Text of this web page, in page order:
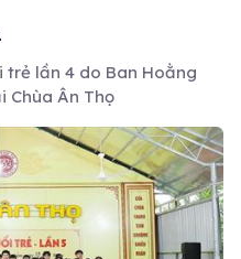
lần 4 do Ban Hoằng
Chùa Ân Thọ